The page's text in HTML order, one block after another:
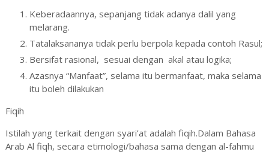
Keberadaannya, sepanjang tidak adanya dalil yang
melarang.
Tatalaksananya tidak perlu berpola kepada contoh Rasul;
Bersifat rasional, sesuai dengan akal atau logika;
Azasnya “Manfaat”, selama itu bermanfaat, maka selama
itu boleh dilakukan
Fiqih
Istilah yang terkait dengan syari’at adalah fiqih.Dalam Bahasa
Arab Al fiqh, secara etimologi/bahasa sama dengan al-fahmu